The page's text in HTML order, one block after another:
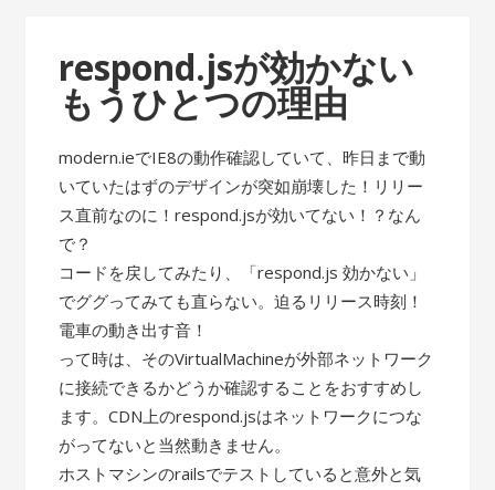
respond.jsが効かない
もうひとつの理由
modern.ieでIE8の動作確認していて、昨日まで動
いていたはずのデザインが突如崩壊した！リリー
ス直前なのに！respond.jsが効いてない！？なん
で？
コードを戻してみたり、「respond.js 効かない」
でググってみても直らない。迫るリリース時刻！
電車の動き出す音！
って時は、そのVirtualMachineが外部ネットワーク
に接続できるかどうか確認することをおすすめし
ます。CDN上のrespond.jsはネットワークにつな
がってないと当然動きません。
ホストマシンのrailsでテストしていると意外と気